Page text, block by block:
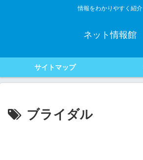
情報をわかりやすく紹介
ネット情報館
サイトマップ
ブライダル